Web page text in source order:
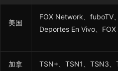
美国
FOX Network、fuboTV
Deportes En Vivo、FOX
加拿
TSN+、TSN1、TSN3